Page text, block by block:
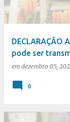
DECLARAÇÃO
pode ser
em dezembro 05,
0